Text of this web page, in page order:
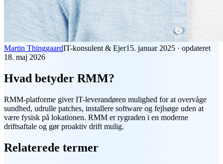
Martin ThinggaardIT-konsulent & Ejer15. januar 2025 · opdateret
18. maj 2026
Hvad betyder RMM?
RMM-platforme giver IT-leverandøren mulighed for at overvåge
sundhed, udrulle patches, installere software og fejlsøge uden at
være fysisk på lokationen. RMM er rygraden i en moderne
driftsaftale og gør proaktiv drift mulig.
Relaterede termer